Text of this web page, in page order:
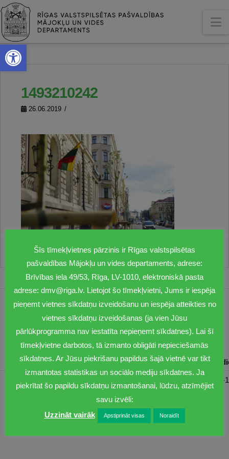
Open toolbar
1493210242
26.06.2019
1201
dmv@riga.lv
Pirmdiena Otrdiena Trešdiena Ceturtdiena
08:00-
Šīs tīmekļvietnes pārzinis ir Rīgas valstspilsētas
pašvaldības Mājokļu un vides departaments, adrese:
Brīvības iela 49/53, Rīga, LV-1010, elektroniskā pasta
adrese: dmv@riga.lv. Lietojot šo tīmekļvietni, Jums ir iespēja
pieņemt vietnes sīkdatņu izveidošanu un iespēja atteikties no
vietnes sīkdatņu izveidošanas (ja vien Jūsu
pārlūkprogramma nav iestatīta nepieņemt sīkdatnes). Lai šī
tīmekļvietne darbotos, tā izmanto obligāti nepieciešamās
sīkdatnes. Ar Jūsu piekrišanu papildus šajā vietnē var tikt
izmantotas statistikas un sociālo mediju sīkdatnes. Ja
piekrītat šo papildu sīkdatņu izmantošanai, lūdzu, atzīmējiet
savu izvēli:
Uzzināt vairāk
Apstiprināt visas Noraidīt